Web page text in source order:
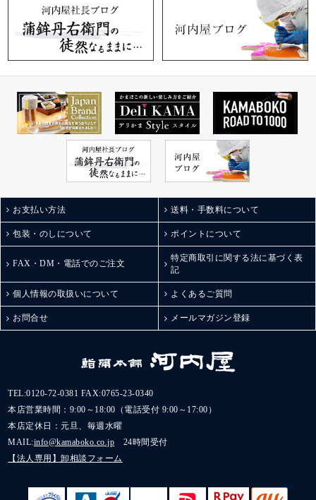
お支払い方法 送料・手数料について
包装・のしについて ポイントについて
FAX・DM・電話でのご注文
特定商取引に関する法に基づく表
記
個人情報の取扱いについて よくあるご質問
お問合せ メールマガジン登録
TEL:0120-72-0381
FAX:0765-23-0340
本店営業時間：9:00～18:00（電話受付 9:00～17:00）
本店定休日：元旦、毎週水曜
MAIL:info@kamaboko.co.jp 24時間受付
【法人専用】卸相談フォーム